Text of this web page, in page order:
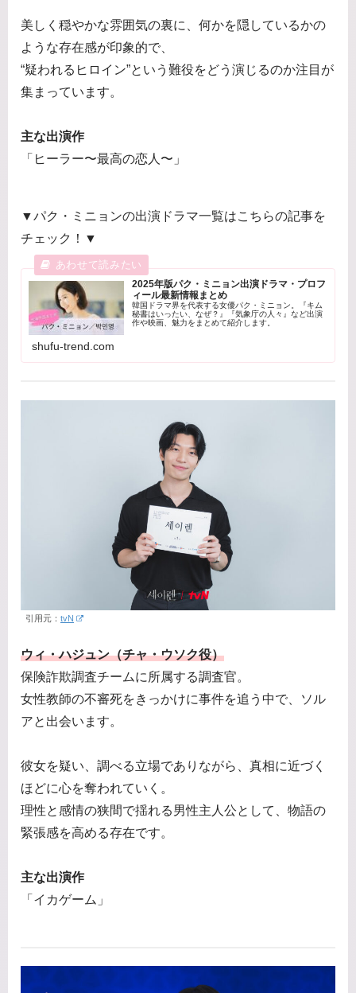
美しく穏やかな雰囲気の裏に、何かを隠しているかの
ような存在感が印象的で、
“疑われるヒロイン”という難役をどう演じるのか注目が
集まっています。
主な出演作
「ヒーラー〜最高の恋人〜」
▼パク・ミニョンの出演ドラマ一覧はこちらの記事を
チェック！▼
2025年版パク・ミニョン出演ドラマ・プロフ
ィール最新情報まとめ
韓国ドラマ界を代表する女優パク・ミニョン。『キム
秘書はいったい、なぜ？』『気象庁の人々』など出演
作や映画、魅力をまとめて紹介します。
shufu-trend.com
引用元： tvN
ウィ・ハジュン（チャ・ウソク役）
保険詐欺調査チームに所属する調査官。
女性教師の不審死をきっかけに事件を追う中で、ソル
アと出会います。
彼女を疑い、調べる立場でありながら、真相に近づく
ほどに心を奪われていく。
理性と感情の狭間で揺れる男性主人公として、物語の
緊張感を高める存在です。
主な出演作
「イカゲーム」